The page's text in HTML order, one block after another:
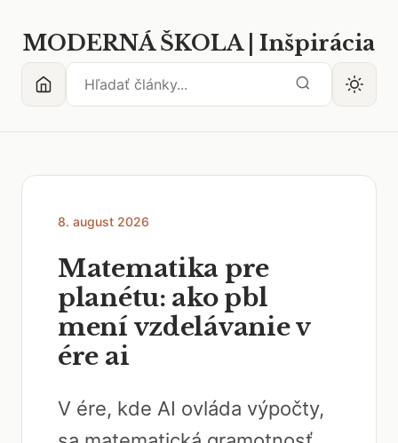
MODERNÁ ŠKOLA | Inšpirácia
8. august 2026
Matematika pre
planétu: ako pbl
mení vzdelávanie v
ére ai
V ére, kde AI ovláda výpočty,